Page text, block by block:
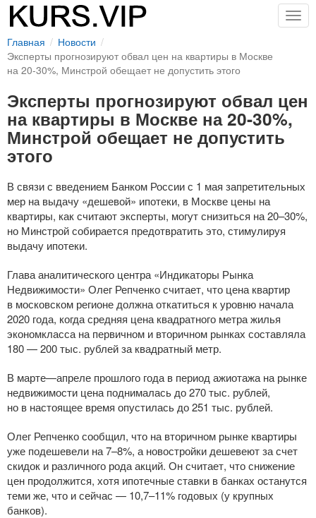
Главная
Новости
Эксперты прогнозируют обвал цен на квартиры в Москве
на 20-30%, Минстрой обещает не допустить этого
Эксперты прогнозируют обвал цен
на квартиры в Москве на 20-30%,
Минстрой обещает не допустить
этого
В связи с введением Банком России с 1 мая запретительных
мер на выдачу «дешевой» ипотеки, в Москве цены на
квартиры, как считают эксперты, могут снизиться на 20–30%,
но Минстрой собирается предотвратить это, стимулируя
выдачу ипотеки.
Глава аналитического центра «Индикаторы Рынка
Недвижимости» Олег Репченко считает, что цена квартир
в московском регионе должна откатиться к уровню начала
2020 года, когда средняя цена квадратного метра жилья
экономкласса на первичном и вторичном рынках составляла
180 — 200 тыс. рублей за квадратный метр.
В марте—апреле прошлого года в период ажиотажа на рынке
недвижимости цена поднималась до 270 тыс. рублей,
но в настоящее время опустилась до 251 тыс. рублей.
Олег Репченко сообщил, что на вторичном рынке квартиры
уже подешевели на 7–8%, а новостройки дешевеют за счет
скидок и различного рода акций. Он считает, что снижение
цен продолжится, хотя ипотечные ставки в банках останутся
теми же, что и сейчас — 10,7–11% годовых (у крупных
банков).